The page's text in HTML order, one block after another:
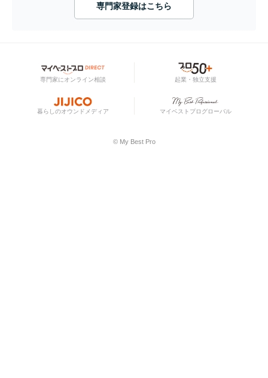
専門家登録はこちら
専門家にオンライン相談 起業・独立支援
暮らしのオウンドメディア マイベストプログローバル
© My Best Pro